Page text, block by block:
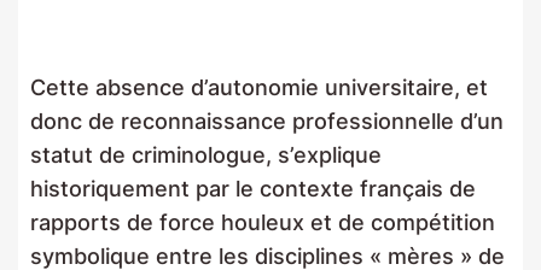
Cette absence d’autonomie universitaire, et
donc de reconnaissance professionnelle d’un
statut de criminologue, s’explique
historiquement par le contexte français de
rapports de force houleux et de compétition
symbolique entre les disciplines « mères » de